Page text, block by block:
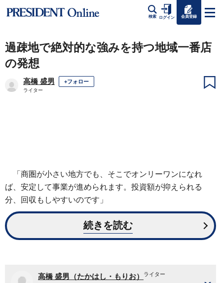
検索 ログイン 会員登録
過疎地で絶対的な強みを持つ地域一番店
の発想
高橋 盛男 +フォロー
ライター
「商圏が小さい地方でも、そこでオンリーワンになれ
ば、安定して事業が進められます。投資額が抑えられる
分、回収もしやすいのです」
続きを読む
高橋 盛男（たかはし・もりお） ライター